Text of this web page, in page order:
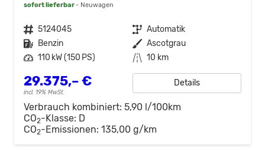
sofort lieferbar Neuwagen
Fahrzeugnr. 5124045 Getriebe Automatik
Kraftstoff Benzin Außenfarbe Ascotgrau
Leistung 110 kW (150 PS) Kilometerstand 10 km
29.375,– €
incl. 19% MwSt.
Details
Verbrauch kombiniert: 5,90 l/100km
CO2-Klasse: D
CO2-Emissionen: 135,00 g/km